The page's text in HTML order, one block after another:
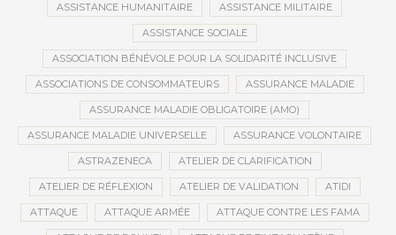
ASSISTANCE HUMANITAIRE ASSISTANCE MILITAIRE
ASSISTANCE SOCIALE
ASSOCIATION BÉNÉVOLE POUR LA SOLIDARITÉ INCLUSIVE
ASSOCIATIONS DE CONSOMMATEURS ASSURANCE MALADIE
ASSURANCE MALADIE OBLIGATOIRE (AMO)
ASSURANCE MALADIE UNIVERSELLE ASSURANCE VOLONTAIRE
ASTRAZENECA ATELIER DE CLARIFICATION
ATELIER DE RÉFLEXION ATELIER DE VALIDATION ATIDI
ATTAQUE ATTAQUE ARMÉE ATTAQUE CONTRE LES FAMA